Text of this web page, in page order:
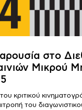
στο
Μικρού
κριτικού
του